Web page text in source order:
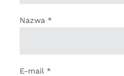
Nazwa *
E-mail *